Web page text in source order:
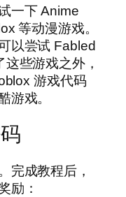
一下 Anime
等动漫游戏。
以尝试 Fabled
些游戏之外，
游戏代码
游戏。
完成教程后，
励：